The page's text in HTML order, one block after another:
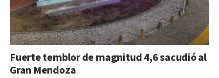
Fuerte temblor de magnitud 4,6 sacudió al
Gran Mendoza